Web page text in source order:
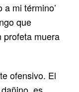
mi término’
que
profeta muera
ofensivo. El